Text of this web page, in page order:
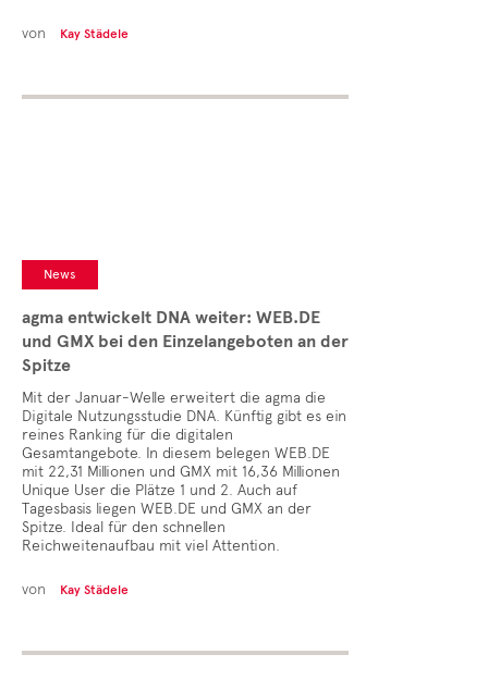
von Kay Städele
News
agma entwickelt DNA weiter: WEB.DE
und GMX bei den Einzelangeboten an der
Spitze
Mit der Januar-Welle erweitert die agma die
Digitale Nutzungsstudie DNA. Künftig gibt es ein
reines Ranking für die digitalen
Gesamtangebote. In diesem belegen WEB.DE
mit 22,31 Millionen und GMX mit 16,36 Millionen
Unique User die Plätze 1 und 2. Auch auf
Tagesbasis liegen WEB.DE und GMX an der
Spitze. Ideal für den schnellen
Reichweitenaufbau mit viel Attention.
von Kay Städele